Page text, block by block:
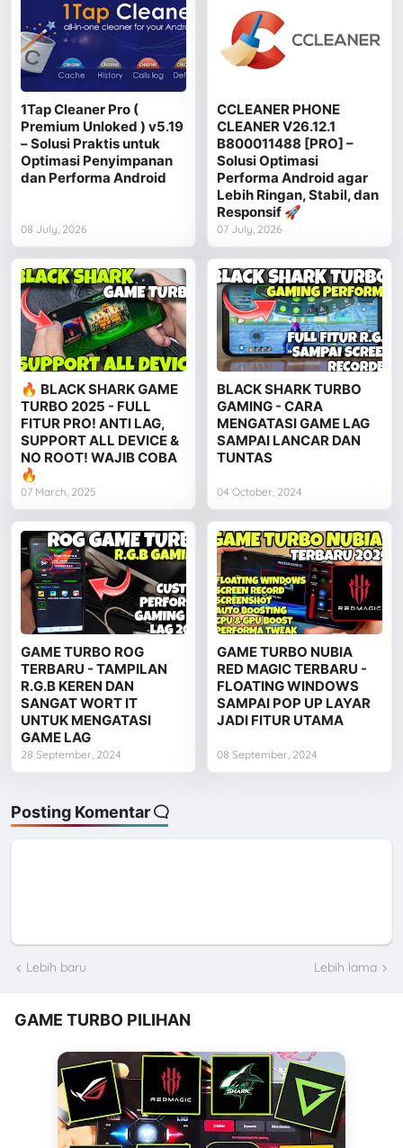
1Tap Cleaner Pro (
Premium Unloked ) v5.19
– Solusi Praktis untuk
Optimasi Penyimpanan
dan Performa Android
08 July, 2026
CCLEANER PHONE
CLEANER V26.12.1
B800011488 [PRO] –
Solusi Optimasi
Performa Android agar
Lebih Ringan, Stabil, dan
Responsif 🚀
07 July, 2026
🔥 BLACK SHARK GAME
TURBO 2025 - FULL
FITUR PRO! ANTI LAG,
SUPPORT ALL DEVICE &
NO ROOT! WAJIB COBA
🔥
07 March, 2025
BLACK SHARK TURBO
GAMING - CARA
MENGATASI GAME LAG
SAMPAI LANCAR DAN
TUNTAS
04 October, 2024
GAME TURBO ROG
TERBARU - TAMPILAN
R.G.B KEREN DAN
SANGAT WORT IT
UNTUK MENGATASI
GAME LAG
28 September, 2024
GAME TURBO NUBIA
RED MAGIC TERBARU -
FLOATING WINDOWS
SAMPAI POP UP LAYAR
JADI FITUR UTAMA
08 September, 2024
Posting Komentar
Lebih baru Lebih lama
GAME TURBO PILIHAN